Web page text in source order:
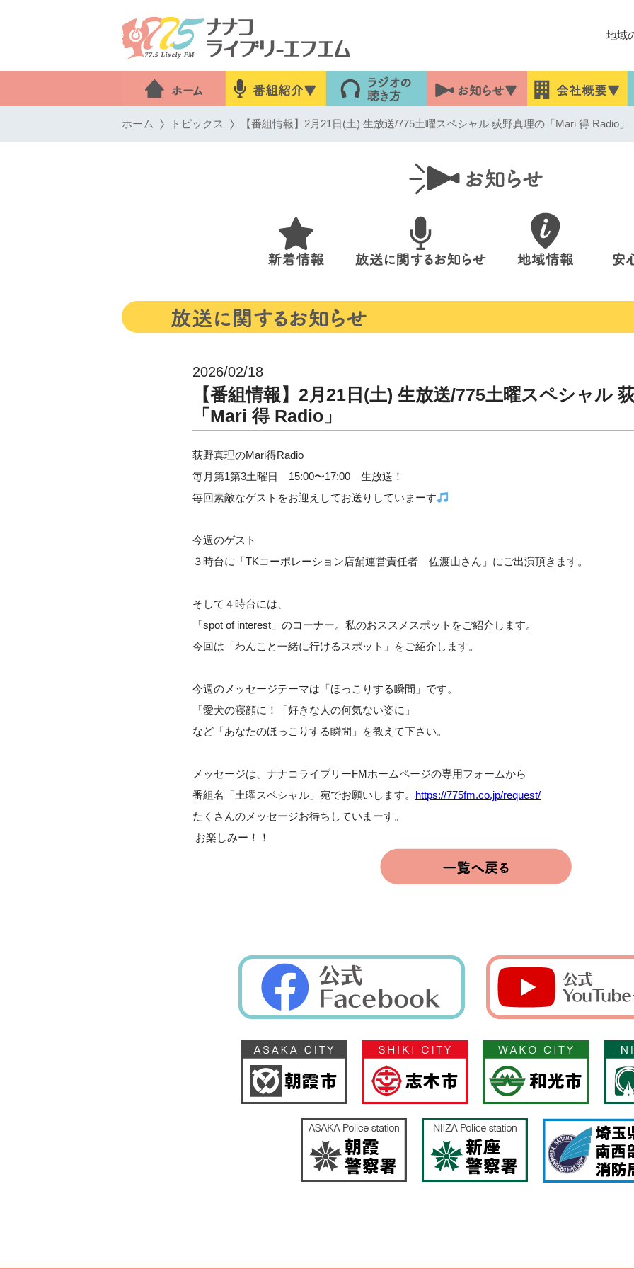
地域
ホーム トピックス 【番組情報】2月21日(土) 生放送/775土曜スペシャル 荻野真理の「Mari 得 Radio」
2026/02/18
【番組情報】2月21日(土) 生放送/775土曜スペシャル
「Mari 得 Radio」
荻野真理のMari得Radio
毎月第1第3土曜日 15:00〜17:00 生放送！
毎回素敵なゲストをお迎えしてお送りしていまーす
今週のゲスト
３時台に「TKコーポレーション店舗運営責任者 佐渡山さん」にご出演頂きます。
そして４時台には、
「spot of interest」のコーナー。私のおススメスポットをご紹介します。
今回は「わんこと一緒に行けるスポット」をご紹介します。
今週のメッセージテーマは「ほっこりする瞬間」です。
「愛犬の寝顔に！「好きな人の何気ない姿に」
など「あなたのほっこりする瞬間」を教えて下さい。
メッセージは、ナナコライブリーFMホームページの専用フォームから
番組名「土曜スペシャル」宛でお願いします。 https://775fm.co.jp/request/
たくさんのメッセージお待ちしていまーす。
お楽しみー！！